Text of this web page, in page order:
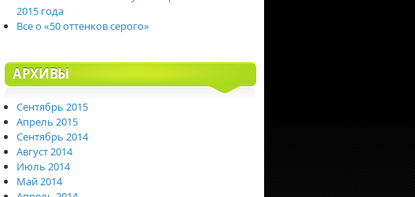
2015 года
Все о «50 оттенков серого»
АРХИВЫ
Сентябрь 2015
Апрель 2015
Сентябрь 2014
Август 2014
Июль 2014
Май 2014